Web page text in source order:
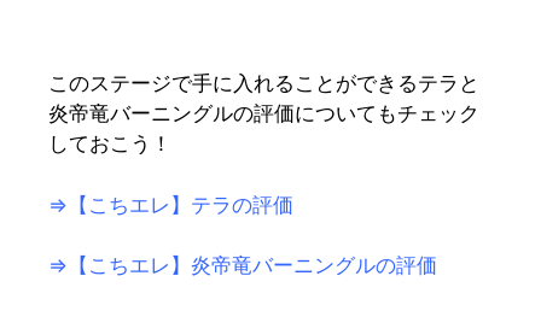
このステージで手に入れることができるテラと
炎帝竜バーニングルの評価についてもチェック
しておこう！
⇒【こちエレ】テラの評価
⇒【こちエレ】炎帝竜バーニングルの評価